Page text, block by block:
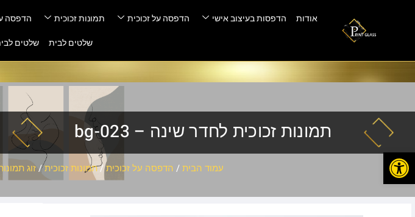
פתח סרגל נגישות
אודות הדפסות בעיצוב אישי הדפסה על זכוכית תמונות זכוכית הדפסה
שלטים לבית
שלטים
תמונות זכוכית לחדר שינה – bg-023
עמוד הבית/ הדפסה על זכוכית/תמונות זכוכית/זוג